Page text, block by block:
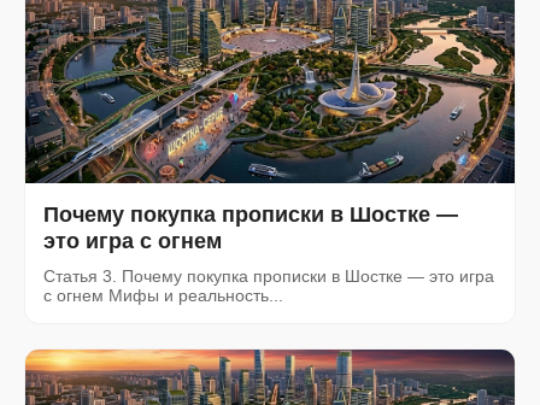
Почему покупка прописки в Шостке —
это игра с огнем
Статья 3. Почему покупка прописки в Шостке — это игра
с огнем Мифы и реальность...